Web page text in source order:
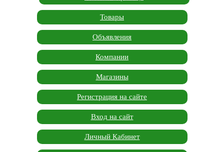
Товары
Объявления
Компании
Магазины
Регистрация на сайте
Вход на сайт
Личный Кабинет